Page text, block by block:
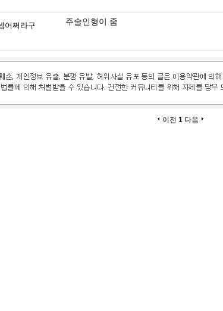
어쩌라구 주술인형이 줌
이전 1 다음